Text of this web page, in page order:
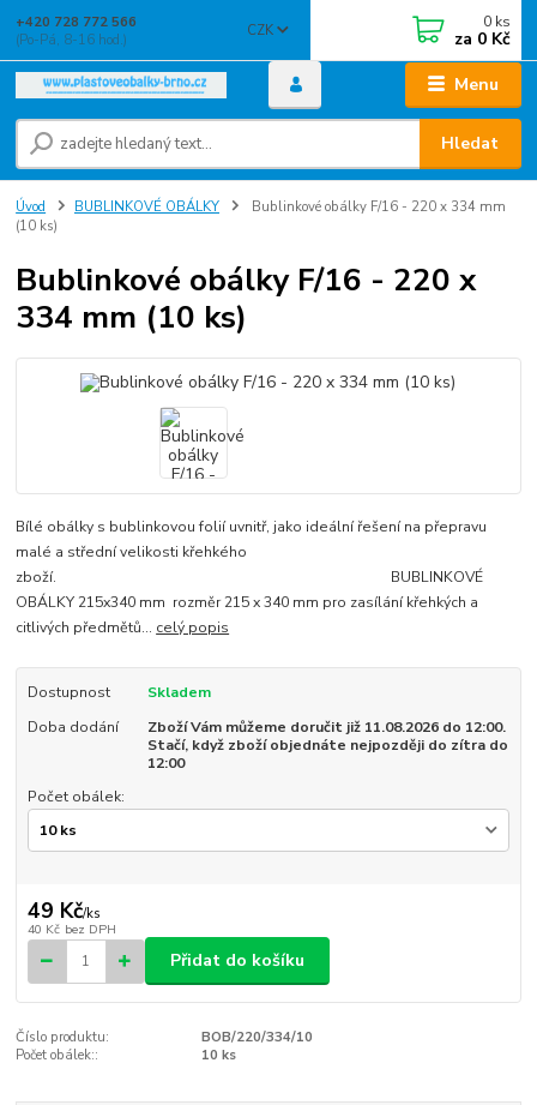
Menu
CZK
Hledat
+420 728 772 566
(Po-Pá, 8-16 hod.)
0 ks
za 0 Kč
Úvod BUBLINKOVÉ OBÁLKY
Bublinkové obálky F/16 - 220 x 334 mm
(10 ks)
Bublinkové obálky F/16 - 220 x
334 mm (10 ks)
Bílé obálky s bublinkovou folií uvnitř, jako ideální řešení na přepravu
malé a střední velikosti křehkého
zboží. BUBLINKOVÉ
OBÁLKY 215x340 mm rozměr 215 x 340 mm pro zasílání křehkých a
citlivých předmětů... celý popis
Dostupnost
Skladem
Doba dodání
Zboží Vám můžeme doručit již 11.08.2026 do 12:00.
Stačí, když zboží objednáte nejpozději do zítra do
12:00
Počet obálek:
49 Kč/ks
40 Kč bez DPH
Přidat do košíku
Číslo produktu:
BOB/220/334/10
Počet obálek::
10 ks